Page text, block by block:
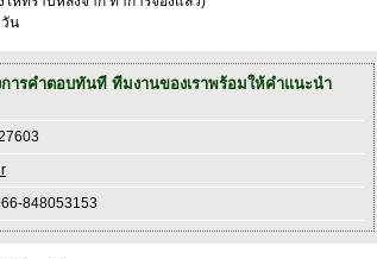
วัน
ารคำตอบทันที ทีมงานของเราพร้อมให้คำแนะนำ
848053153